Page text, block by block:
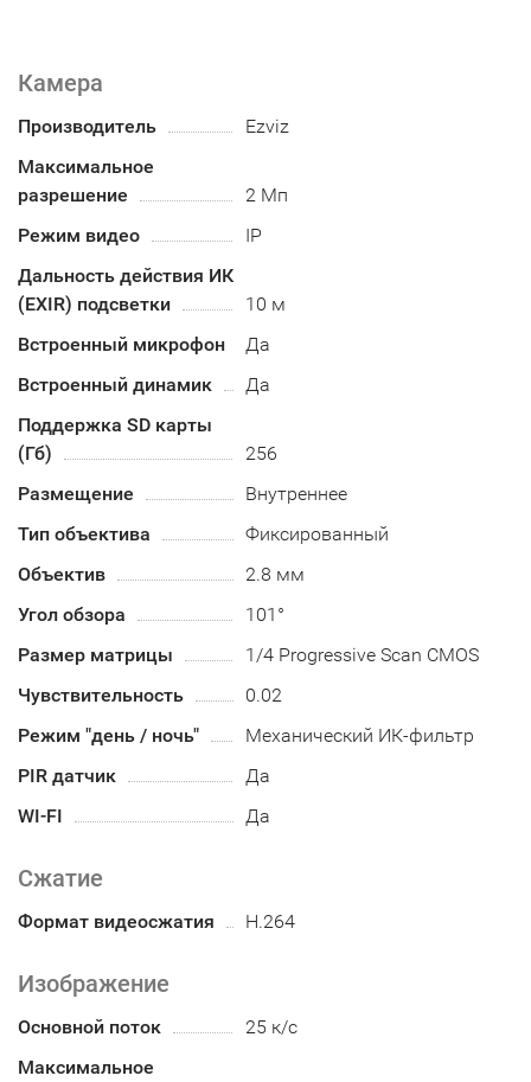
Камера
Производитель
Ezviz
Максимальное
разрешение
2 Мп
Режим видео
IP
Дальность действия ИК
(EXIR) подсветки
10 м
Встроенный микрофон
Да
Встроенный динамик
Да
Поддержка SD карты
(Гб)
256
Размещение
Внутреннее
Тип объектива
Фиксированный
Объектив
2.8 мм
Угол обзора
101°
Размер матрицы
1/4 Progressive Scan CMOS
Чувствительность
0.02
Режим "день / ночь"
Механический ИК-фильтр
PIR датчик
Да
WI-FI
Да
Сжатие
Формат видеосжатия H.264
Изображение
Основной поток
25 к/с
Максимальное